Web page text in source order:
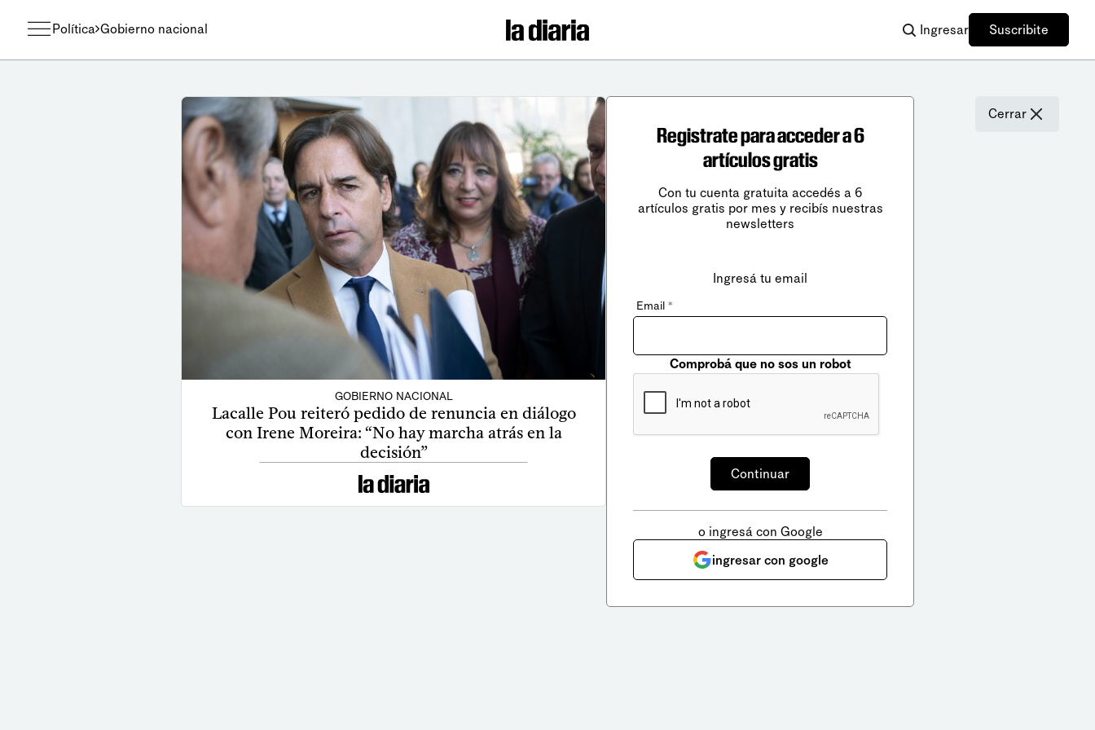
Política Gobierno nacional Ingresar Suscribite
GOBIERNO NACIONAL
Lacalle Pou reiteró pedido de renuncia en diálogo
con Irene Moreira: “No hay marcha atrás en la
decisión”
Cerrar
Registrate para acceder a 6
artículos gratis
Con tu cuenta gratuita accedés a 6
artículos gratis por mes y recibís nuestras
newsletters
Ingresá tu email
Email *
Comprobá que no sos un robot
o ingresá con Google
ingresar con google